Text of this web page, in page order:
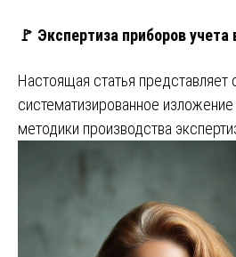
🚩 Экспертиза приборов учета
Настоящая статья представляет
систематизированное
методики производства